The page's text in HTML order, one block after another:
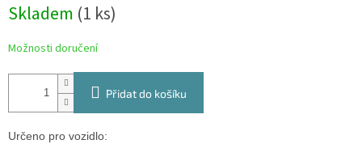
cena:
Skladem (1 ks)
Možnosti doručení
Přidat do košíku
Určeno pro vozidlo: